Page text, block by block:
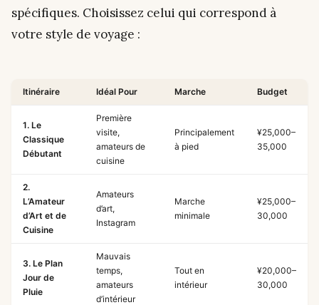
spécifiques. Choisissez celui qui correspond à
votre style de voyage :
Itinéraire Idéal Pour Marche Budget
1. Le
Classique
Débutant
Première
visite,
amateurs de
cuisine
Principalement
à pied
¥25,000–
35,000
2.
L’Amateur
d’Art et de
Cuisine
Amateurs
d’art,
Instagram
Marche
minimale
¥25,000–
30,000
3. Le Plan
Jour de
Pluie
Mauvais
temps,
amateurs
d’intérieur
Tout en
intérieur
¥20,000–
30,000